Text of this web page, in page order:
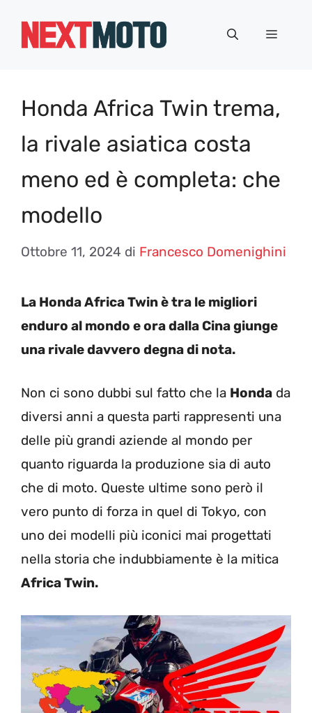
Menu
Honda Africa Twin trema,
la rivale asiatica costa
meno ed è completa: che
modello
Ottobre 11, 2024 di Francesco Domenighini
La Honda Africa Twin è tra le migliori
enduro al mondo e ora dalla Cina giunge
una rivale davvero degna di nota.
Non ci sono dubbi sul fatto che la Honda da
diversi anni a questa parti rappresenti una
delle più grandi aziende al mondo per
quanto riguarda la produzione sia di auto
che di moto. Queste ultime sono però il
vero punto di forza in quel di Tokyo, con
uno dei modelli più iconici mai progettati
nella storia che indubbiamente è la mitica
Africa Twin.